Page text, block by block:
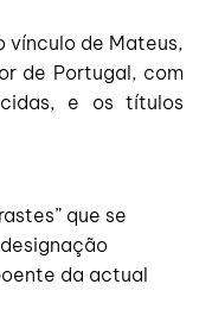
vínculo de Mateus,
de Portugal, com
e os títulos
que se
da actual